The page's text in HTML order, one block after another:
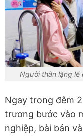
Người thân lặng
Ngay trong đêm
trương bước vào
nghiệp, bài bản